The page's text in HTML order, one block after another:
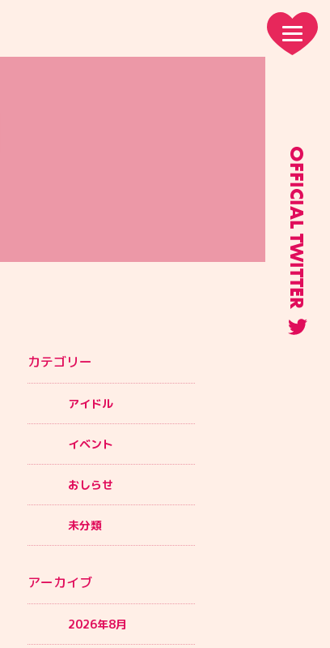
OFFICIAL TWITTER
カテゴリー
アイドル
イベント
おしらせ
未分類
アーカイブ
2026年8月